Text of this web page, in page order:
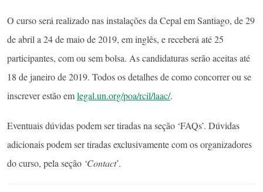
O curso será realizado nas instalações da Cepal em Santiago, de 29
de abril a 24 de maio de 2019, em inglês, e receberá até 25
participantes, com ou sem bolsa. As candidaturas serão aceitas até
18 de janeiro de 2019. Todos os detalhes de como concorrer ou se
inscrever estão emlegal.un.org/poa/rcil/laac/.
Eventuais dúvidas podem ser tiradas na seção ‘FAQs’. Dúvidas
adicionais podem ser tiradas exclusivamente com os organizadores
do curso, pela seção ‘Contact’.